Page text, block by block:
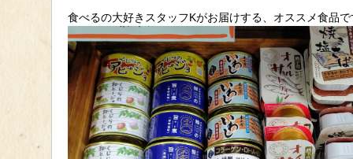
食べるの大好きスタッフKがお届けする、オススメ食品で